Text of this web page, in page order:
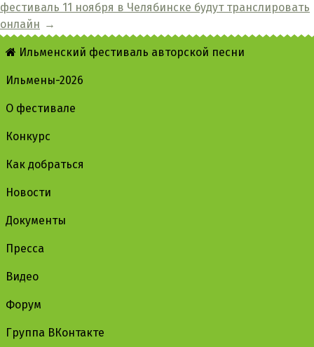
фестиваль 11 ноября в Челябинске будут транслировать
онлайн →
Ильменский фестиваль авторской песни
Ильмены-2026
О фестивале
Конкурс
Как добраться
Новости
Документы
Пресса
Видео
Форум
Группа ВКонтакте